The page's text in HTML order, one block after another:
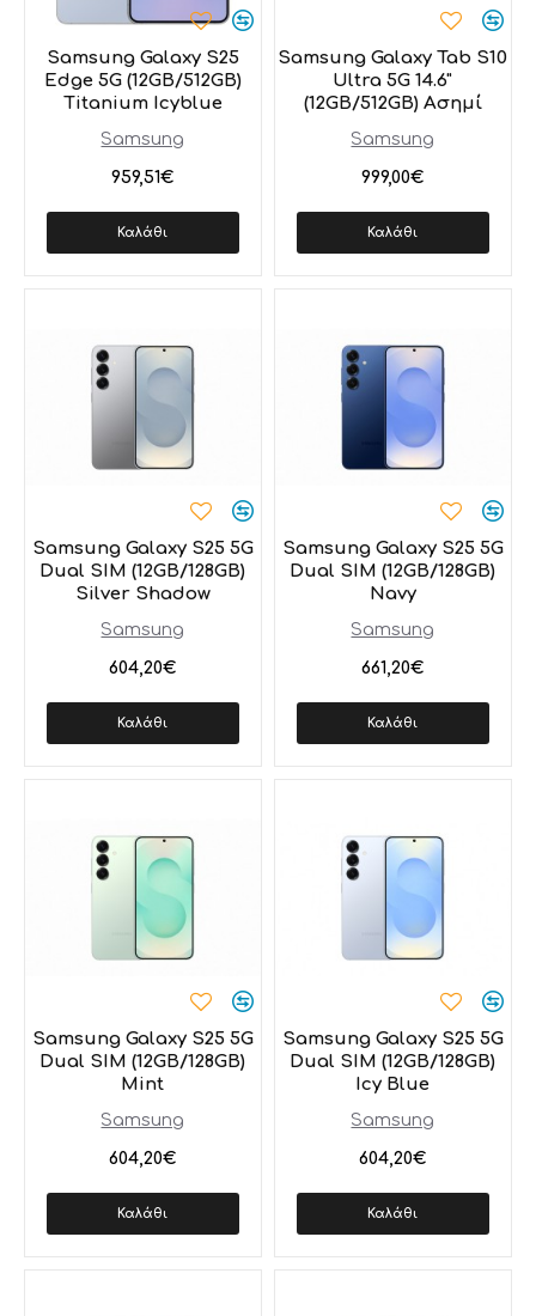
Samsung
Samsung Galaxy S25
Edge 5G (12GB/512GB)
Titanium Icyblue
959,51€
Καλάθι
Samsung
Samsung Galaxy Tab S10
Ultra 5G 14.6"
(12GB/512GB) Ασημί
999,00€
Καλάθι
Samsung
Samsung Galaxy S25 5G
Dual SIM (12GB/128GB)
Silver Shadow
604,20€
Καλάθι
Samsung
Samsung Galaxy S25 5G
Dual SIM (12GB/128GB)
Navy
661,20€
Καλάθι
Samsung
Samsung Galaxy S25 5G
Dual SIM (12GB/128GB)
Mint
604,20€
Καλάθι
Samsung
Samsung Galaxy S25 5G
Dual SIM (12GB/128GB)
Icy Blue
604,20€
Καλάθι